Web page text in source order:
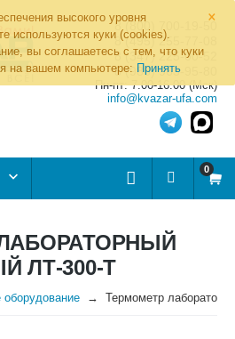
×
высокого уровня
используются куки (cookies).
вы соглашаетесь с тем, что куки
на вашем компьютере: Принять
8 (800) 700-19-50
8 (495) 255-77-08
8 (347) 225-00-52
8 (986) 963-95-80
Пн-пт: 7.00-16.00 (Мск)
info@kvazar-ufa.com
0
ЛТ-300-Т
оборудование Термометр